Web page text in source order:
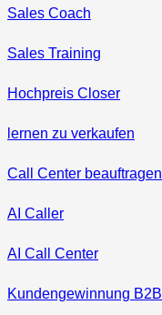
Sales Coach
Sales Training
Hochpreis Closer
lernen zu verkaufen
Call Center beauftragen
AI Caller
AI Call Center
Kundengewinnung B2B